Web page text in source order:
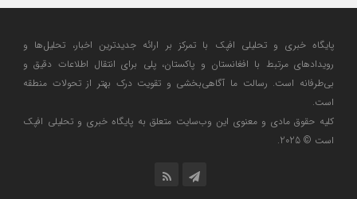
پایگاه خبری و تحلیلی افپک با تمرکز بر ارائه جدیدترین اخبار، تحلیل‌ها و
رویدادهای مرتبط با افغانستان و پاکستان، پلی برای انتقال اطلاعات دقیق و
بی‌طرفانه است. رسالت ما آگاهی‌بخشی و تقویت درک بهتر از تحولات منطقه
است.
کلیه حقوق مادی و معنوی این وب‌سایت متعلق به پایگاه خبری و تحلیلی افپک
است © 2025.